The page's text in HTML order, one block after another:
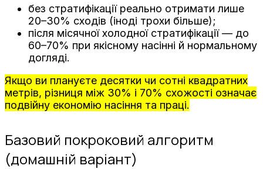
без стратифікації реально отримати лише
20–30% сходів (іноді трохи більше);
після місячної холодної стратифікації — до
60–70% при якісному насінні й нормальному
догляді.
Якщо ви плануєте десятки чи сотні квадратних
метрів, різниця між 30% і 70% схожості означає
подвійну економію насіння та праці.
Базовий покроковий алгоритм
(домашній варіант)